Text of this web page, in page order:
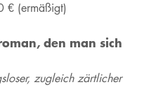
€ (ermäßigt)
den man sich
zugleich zärtlicher